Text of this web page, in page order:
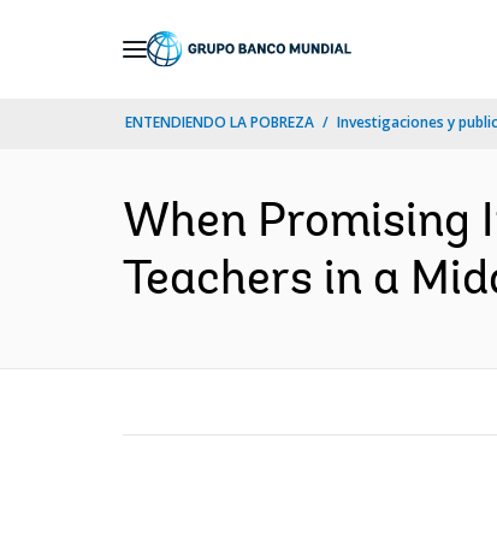
ENTENDIENDO LA POBREZA Investigaciones y
When Promising
Teachers in a